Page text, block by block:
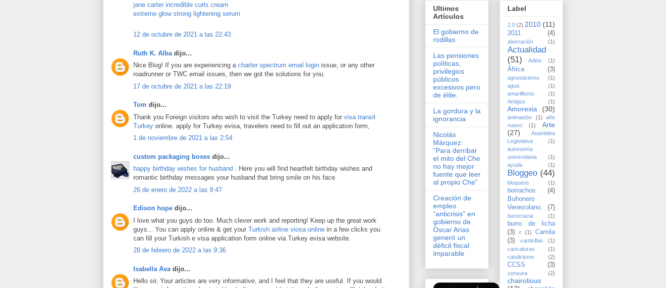
jane carter incredible curls cream
extreme glow strong lightening serum
12 de octubre de 2021 a las 22:43
Ruth K. Alba dijo...
Nice Blog! If you are experiencing a charter spectrum email login issue, or any other
roadrunner or TWC email issues, then we got the solutions for you.
17 de octubre de 2021 a las 22:19
Tom dijo...
Thank you Foreign visitors who wish to visit the Turkey need to apply for visa transit
Turkey online. apply for Turkey evisa, travelers need to fill out an application form,
1 de noviembre de 2021 a las 2:54
custom packaging boxes dijo...
happy birthday wishes for husband . Here you will find heartfelt birthday wishes and
romantic birthday messages your husband that bring smile on his face.
26 de enero de 2022 a las 9:47
Edison hope dijo...
I love what you guys do too. Much clever work and reporting! Keep up the great work
guys... You can apply online & get your Turkish airline viosa online in a few clicks you
can fill your Turkish e visa application form online via Turkey evisa website.
28 de febrero de 2022 a las 9:36
Isabella Ava dijo...
Hello sir, Your articles are very informative, and I feel that they are useful. If you would
Ultimos
Artículos
El gobierno de
rodillas
Las pensiones
políticas,
privilegios
públicos
excesivos pero
de élite.
La gordura y la
ignorancia
Nicolás
Márquez:
“Para derribar
el mito del Che
no hay mejor
fuente que leer
al propio Che”
Creación de
empleo
“anticrisis” en
gobierno de
Oscar Arias
generó un
déficit fiscal
imparable
Label
2.0 (2) 2010 (11)
2011 (4)
aberración (1)
Actualidad
(51)
Adios. (1)
África (3)
agnosticismo
(1)
agua
(1)
amarillismo
(1)
Amigos
(1)
Amorexia (30)
animasión (1)
año
nuevo
(1)
Arte
(27)
Asamblea
Legislativa
(1)
autonomía
universitaria
(1)
ayuda
(1)
Bloggeo (44)
bloqueos (1)
borrachos
(4)
Buhonero
Venezolano.
(7)
burocracia (1)
burro de licha
(3)
c (1)
Camila
(3)
cantinflas
(1)
caricaturas
(1)
catolicismo
(2)
CCSS (3)
censura (2)
chairolious